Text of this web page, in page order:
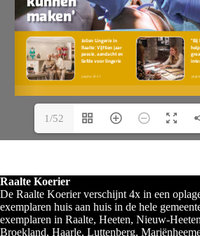
1/52
Raalte Koerier
De Raalte Koerier verschijnt 4x in een
exemplaren huis aan huis in de hele
exemplaren in Raalte, Heeten, Nieuw-
Broekland, Haarle, Luttenberg,